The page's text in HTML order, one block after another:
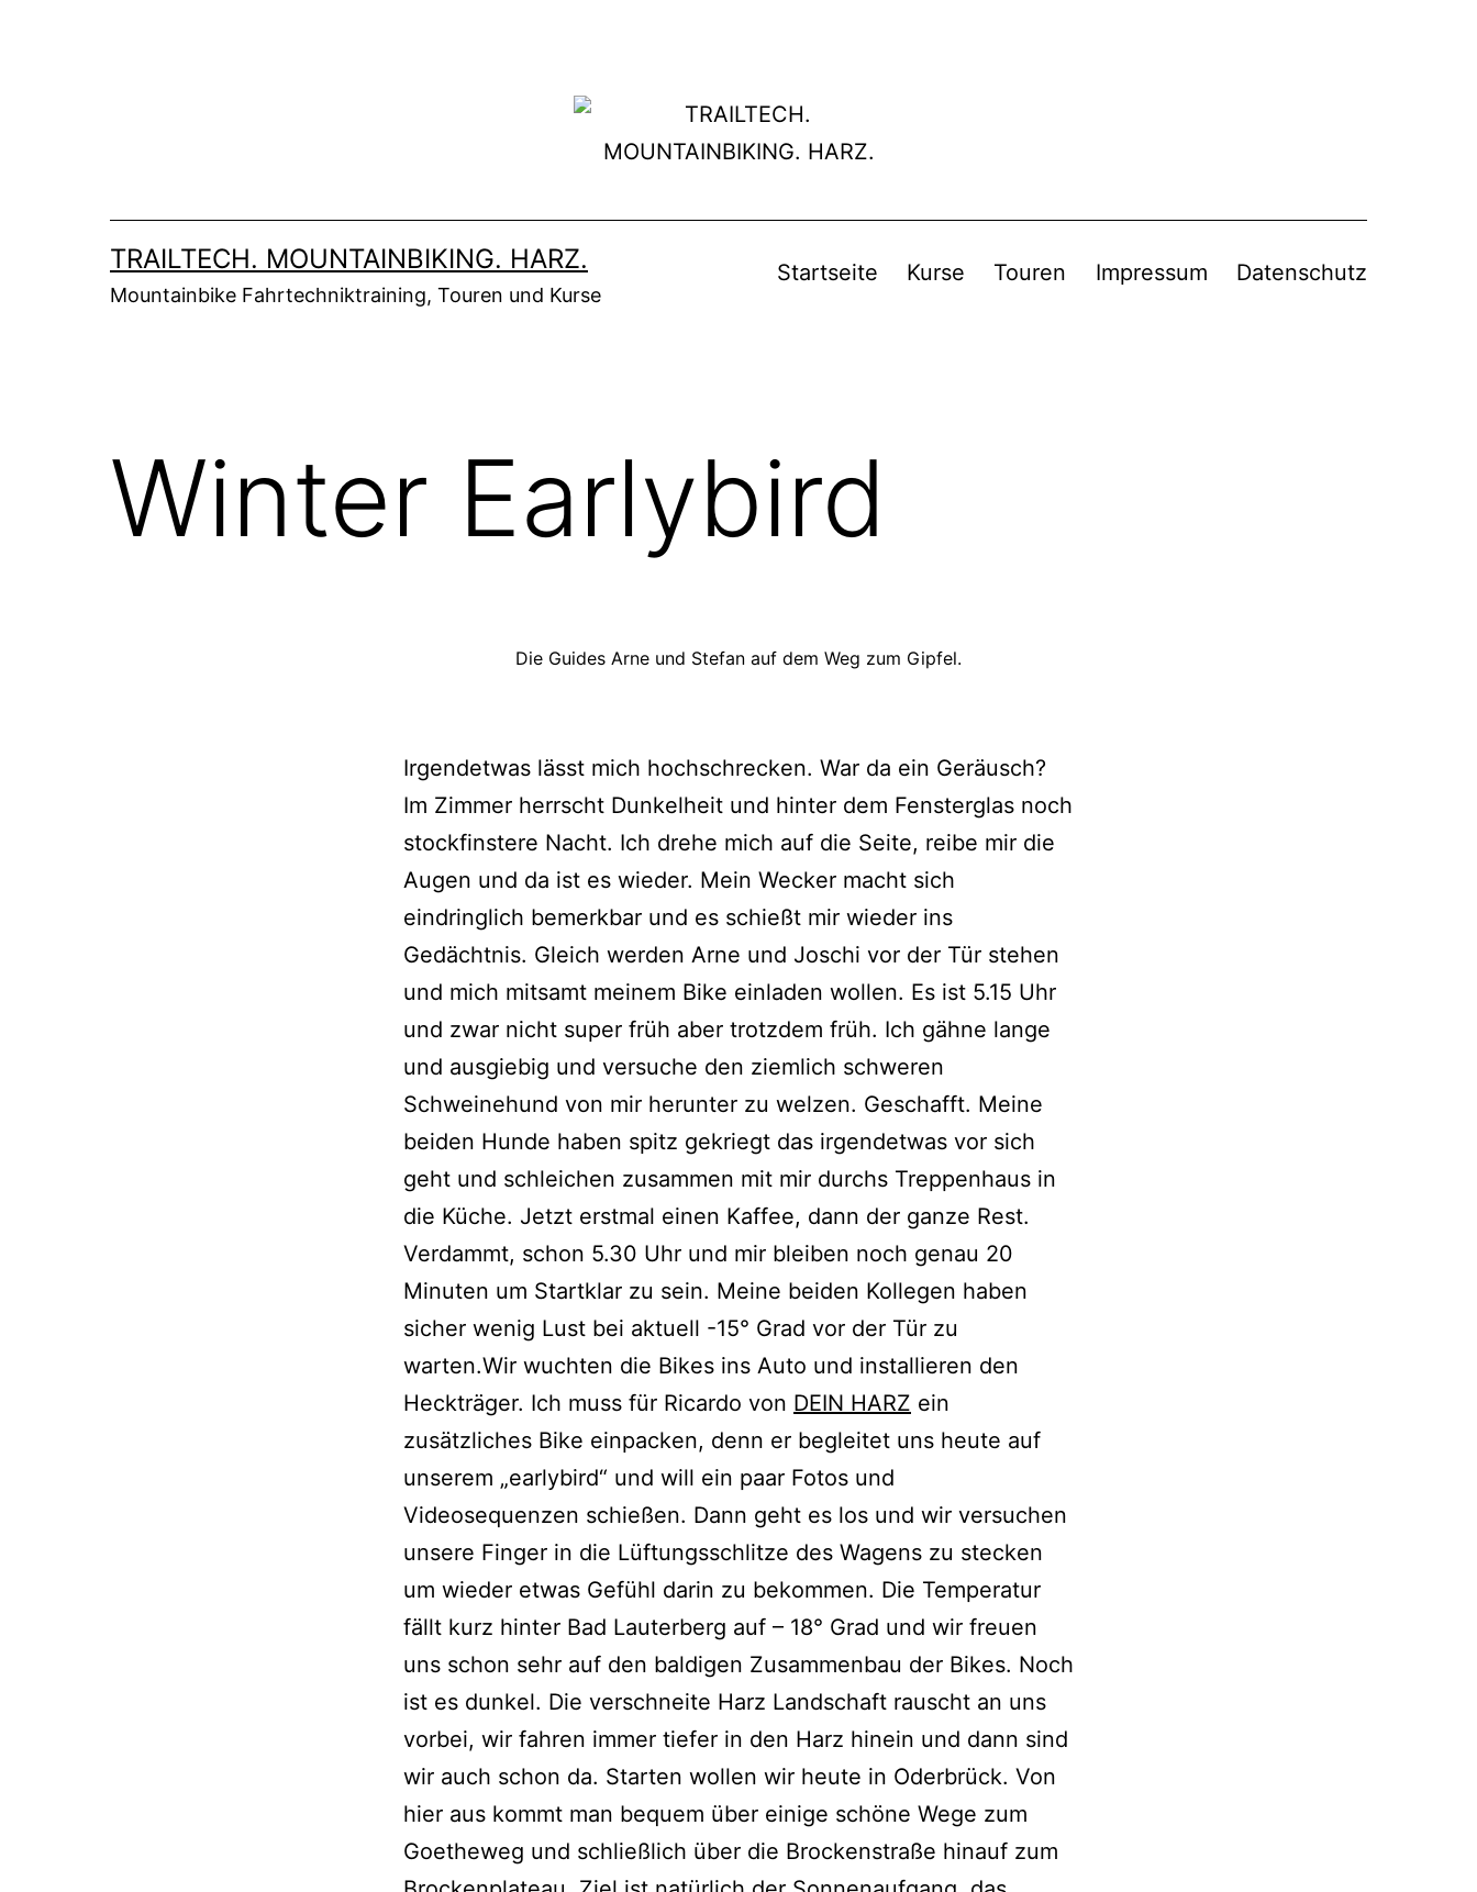
TRAILTECH. MOUNTAINBIKING. HARZ.
Mountainbike Fahrtechniktraining, Touren und Kurse
Startseite Kurse Touren Impressum Datenschutz
Winter Earlybird
Die Guides Arne und Stefan auf dem Weg zum Gipfel.
Irgendetwas lässt mich hochschrecken. War da ein Geräusch?
Im Zimmer herrscht Dunkelheit und hinter dem Fensterglas noch
stockfinstere Nacht. Ich drehe mich auf die Seite, reibe mir die
Augen und da ist es wieder. Mein Wecker macht sich
eindringlich bemerkbar und es schießt mir wieder ins
Gedächtnis. Gleich werden Arne und Joschi vor der Tür stehen
und mich mitsamt meinem Bike einladen wollen. Es ist 5.15 Uhr
und zwar nicht super früh aber trotzdem früh. Ich gähne lange
und ausgiebig und versuche den ziemlich schweren
Schweinehund von mir herunter zu welzen. Geschafft. Meine
beiden Hunde haben spitz gekriegt das irgendetwas vor sich
geht und schleichen zusammen mit mir durchs Treppenhaus in
die Küche. Jetzt erstmal einen Kaffee, dann der ganze Rest.
Verdammt, schon 5.30 Uhr und mir bleiben noch genau 20
Minuten um Startklar zu sein. Meine beiden Kollegen haben
sicher wenig Lust bei aktuell -15° Grad vor der Tür zu
warten.Wir wuchten die Bikes ins Auto und installieren den
Heckträger. Ich muss für Ricardo von DEIN HARZ ein
zusätzliches Bike einpacken, denn er begleitet uns heute auf
unserem „earlybird“ und will ein paar Fotos und
Videosequenzen schießen. Dann geht es los und wir versuchen
unsere Finger in die Lüftungsschlitze des Wagens zu stecken
um wieder etwas Gefühl darin zu bekommen. Die Temperatur
fällt kurz hinter Bad Lauterberg auf – 18° Grad und wir freuen
uns schon sehr auf den baldigen Zusammenbau der Bikes. Noch
ist es dunkel. Die verschneite Harz Landschaft rauscht an uns
vorbei, wir fahren immer tiefer in den Harz hinein und dann sind
wir auch schon da. Starten wollen wir heute in Oderbrück. Von
hier aus kommt man bequem über einige schöne Wege zum
Goetheweg und schließlich über die Brockenstraße hinauf zum